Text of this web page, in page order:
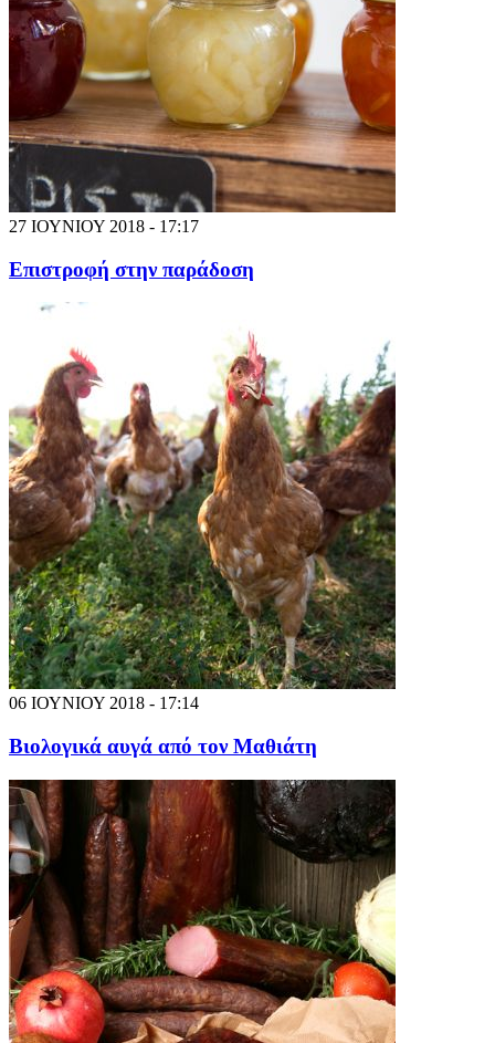
27 ΙΟΥΝΙΟΥ 2018 - 17:17
Επιστροφή στην παράδοση
06 ΙΟΥΝΙΟΥ 2018 - 17:14
Βιολογικά αυγά από τον Μαθιάτη